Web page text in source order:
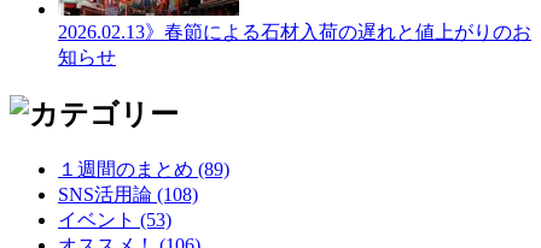
2026.02.13》春節による石材入荷の遅れと値上がりのお
知らせ
１週間のまとめ (89)
SNS活用論 (108)
イベント (53)